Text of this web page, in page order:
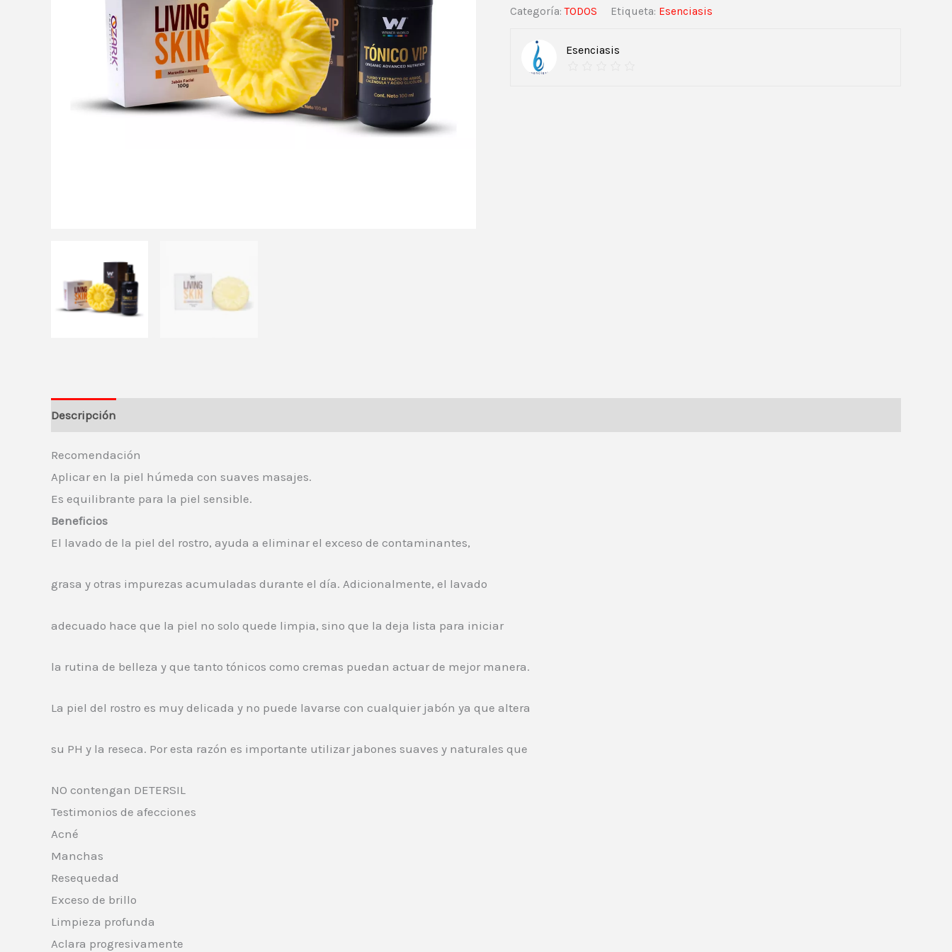
Categoría:TODOS Etiqueta: Esenciasis
Esenciasis
Descripción
Recomendación
Aplicar en la piel húmeda con suaves masajes.
Es equilibrante para la piel sensible.
Beneficios
El lavado de la piel del rostro, ayuda a eliminar el exceso de contaminantes,
grasa y otras impurezas acumuladas durante el día. Adicionalmente, el lavado
adecuado hace que la piel no solo quede limpia, sino que la deja lista para iniciar
la rutina de belleza y que tanto tónicos como cremas puedan actuar de mejor manera.
La piel del rostro es muy delicada y no puede lavarse con cualquier jabón ya que altera
su PH y la reseca. Por esta razón es importante utilizar jabones suaves y naturales que
NO contengan DETERSIL
Testimonios de afecciones
Acné
Manchas
Resequedad
Exceso de brillo
Limpieza profunda
Aclara progresivamente